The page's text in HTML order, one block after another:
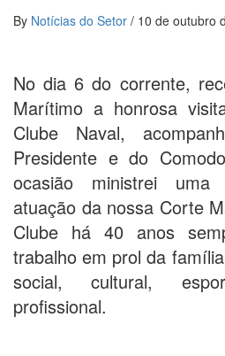
By Notícias do Setor / 10 de outubro
No dia 6 do corrente,
Marítimo a honrosa
Clube Naval,
Presidente e do
ocasião ministrei
atuação da nossa Corte
Clube há 40 anos
trabalho em prol da
social, cultural,
profissional.